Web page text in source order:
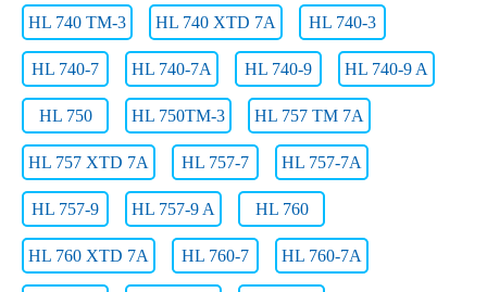
HL 740 TM-3 HL 740 XTD 7A HL 740-3
HL 740-7 HL 740-7A HL 740-9 HL 740-9 A
HL 750 HL 750TM-3 HL 757 TM 7A
HL 757 XTD 7A HL 757-7 HL 757-7A
HL 757-9 HL 757-9 A HL 760
HL 760 XTD 7A HL 760-7 HL 760-7A